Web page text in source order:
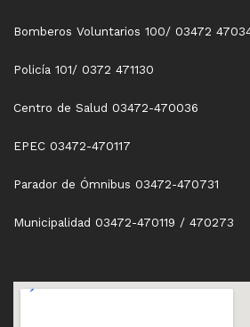
Bomberos Voluntarios 100/ 03472
Policía 101/ 0372 471130
Centro de Salud 03472-470036
EPEC 03472-470117
Parador de Ómnibus 03472-470731
Municipalidad 03472-470119 / 470273